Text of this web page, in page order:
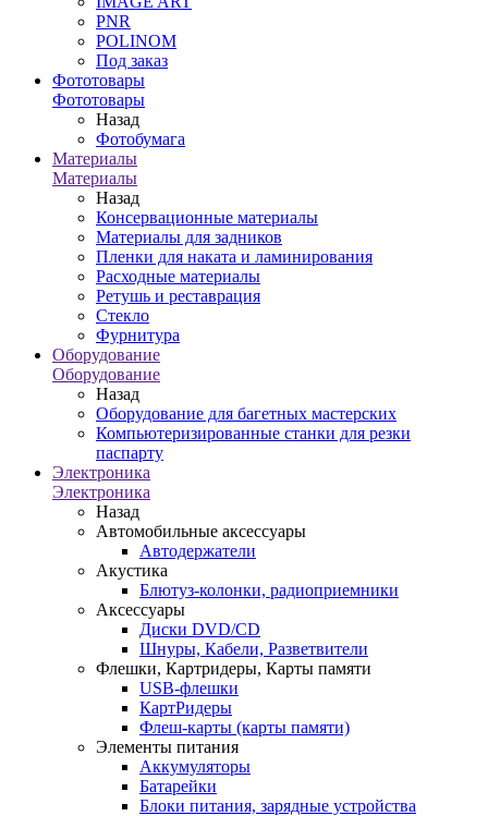
PNR
POLINOM
Под заказ
Фототовары
Фототовары
Назад
Фотобумага
Материалы
Материалы
Назад
Консервационные материалы
Материалы для задников
Пленки для наката и ламинирования
Расходные материалы
Ретушь и реставрация
Стекло
Фурнитура
Оборудование
Оборудование
Назад
Оборудование для багетных мастерских
Компьютеризированные станки для резки
паспарту
Электроника
Электроника
Назад
Автомобильные аксессуары
Автодержатели
Акустика
Блютуз-колонки, радиоприемники
Аксессуары
Диски DVD/CD
Шнуры, Кабели, Разветвители
Флешки, Картридеры, Карты памяти
USB-флешки
КартРидеры
Флеш-карты (карты памяти)
Элементы питания
Аккумуляторы
Батарейки
Блоки питания, зарядные устройства